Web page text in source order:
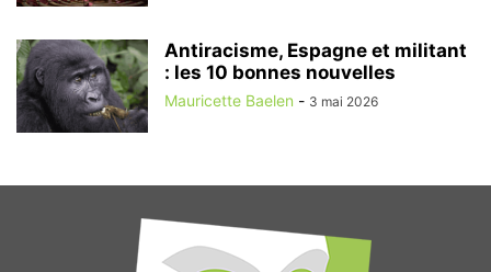
Antiracisme, Espagne et militant
: les 10 bonnes nouvelles
Mauricette Baelen - 3 mai 2026